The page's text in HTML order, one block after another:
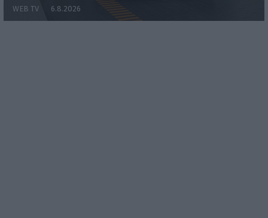
WEB TV 6.8.2026